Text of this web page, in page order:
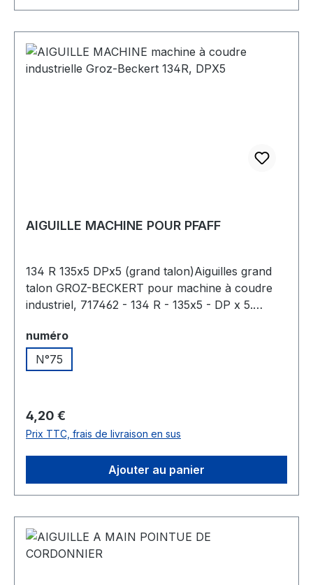
AIGUILLE MACHINE POUR PFAFF
134 R 135x5 DPx5 (grand talon)Aiguilles grand
talon GROZ-BECKERT pour machine à coudre
industriel, 717462 - 134 R - 135x5 - DP x 5.
aiguilles.Ce produit présente les références
suivantes : DPX5, DPX7, TBX1, TFX1, TFX73,
16X1, 16X87, 16X257, B134, 134KK, 245SC,
possèdent une pointe ronde normale avec une
légère pointe effilée. Elles sont adaptées pour
être utilisées sur des matériaux tissés, des
matériaux recouverts ainsi que sur des cuirs
coutures principalement droites avec des
sections présentant un aspect irrégulier, tout en
Sélectionnez
numéro
N°75
Prix régulier :
4,20 €
Prix TTC, frais de livraison en sus
Ajouter au panier